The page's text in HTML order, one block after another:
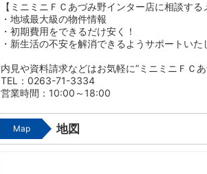
【ミニミニＦＣあづみ野インター店に相談する
・地域最大級の物件情報
・初期費用をできるだけ安く！
・新生活の不安を解消できるようサポートいた
内見や資料請求などはお気軽に”ミニミニＦＣ
TEL：0263-71-3334
営業時間：10:00～18:00
Map 地図